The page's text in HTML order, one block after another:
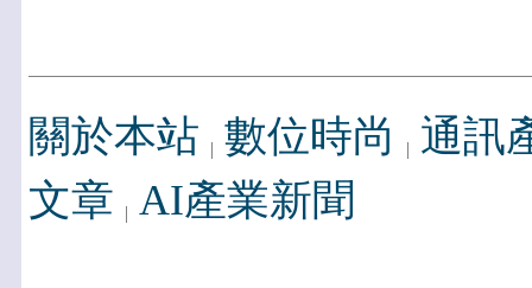
關於本站 數位時尚
通訊
文章 AI產業新聞